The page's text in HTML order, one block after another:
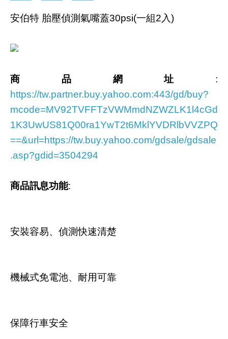
安伯特 胎壓偵測氣嘴蓋30psi(一組2入)
商品網址 :
https://tw.partner.buy.yahoo.com:443/gd/buy?
mcode=MV92TVFFTzVWMmdNZWZLK1l4cGd
1K3UwUS81Q00ra1YwT2t6MklYVDRlbVVZPQ
==&url=https://tw.buy.yahoo.com/gdsale/gdsale
.asp?gdid=3504294
商品訊息功能:
安裝容易、偵測快速清楚
機械式免電池、耐用可靠
保障行車安全